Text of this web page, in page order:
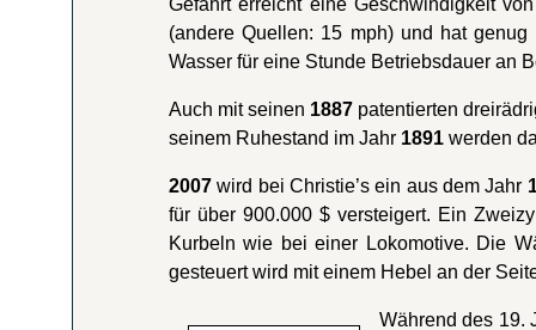
(andere Quellen: 15 mph) und hat genug
Wasser für eine Stunde Betriebsdauer an
Auch mit seinen 1887 patentierten
seinem Ruhestand im Jahr 1891 werden
2007 wird bei Christie’s ein aus dem Jahr
für über 900.000 $ versteigert. Ein
Kurbeln wie bei einer Lokomotive. Die
gesteuert wird mit einem Hebel an der
Während des 19.